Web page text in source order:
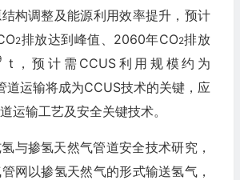
构调整及能源利用效率提升，预计
2排放达到峰值、2060年CO2排放
t，预计需CCUS利用规模约为
道运输将成为CCUS技术的关键，应
运输工艺及安全关键技术。
与掺氢天然气管道安全技术研究，
网以掺氢天然气的形式输送氢气，